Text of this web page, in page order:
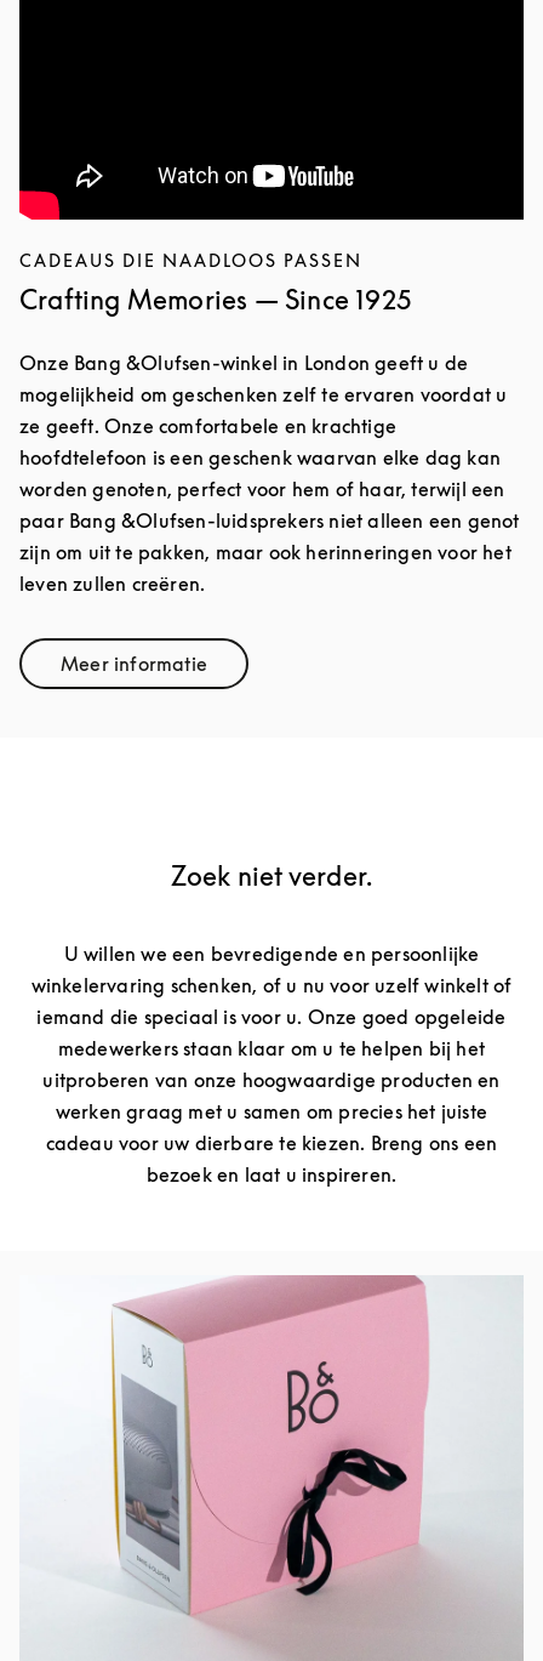
CADEAUS DIE NAADLOOS PASSEN
Crafting Memories — Since 1925
Onze Bang &Olufsen-winkel in London geeft u de
mogelijkheid om geschenken zelf te ervaren voordat u
ze geeft. Onze comfortabele en krachtige
hoofdtelefoon is een geschenk waarvan elke dag kan
worden genoten, perfect voor hem of haar, terwijl een
paar Bang &Olufsen-luidsprekers niet alleen een genot
zijn om uit te pakken, maar ook herinneringen voor het
leven zullen creëren.
Meer informatieLink Opens in New Tab
Zoek niet verder.
U willen we een bevredigende en persoonlijke
winkelervaring schenken, of u nu voor uzelf winkelt of
iemand die speciaal is voor u. Onze goed opgeleide
medewerkers staan klaar om u te helpen bij het
uitproberen van onze hoogwaardige producten en
werken graag met u samen om precies het juiste
cadeau voor uw dierbare te kiezen. Breng ons een
bezoek en laat u inspireren.
Afbeelding van evenement